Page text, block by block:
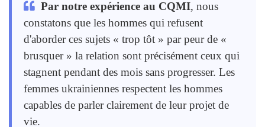
Par notre expérience au CQMI, nous
constatons que les hommes qui refusent
d'aborder ces sujets « trop tôt » par peur de «
brusquer » la relation sont précisément ceux qui
stagnent pendant des mois sans progresser. Les
femmes ukrainiennes respectent les hommes
capables de parler clairement de leur projet de
vie.